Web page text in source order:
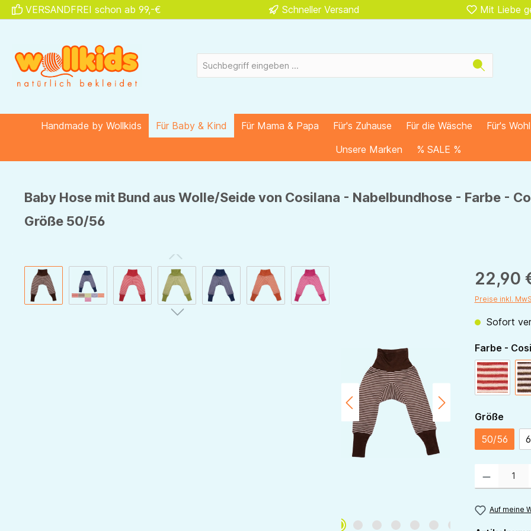
Zur Hauptnavigation springen
VERSANDFREI schon ab 99,-€ Schneller Versand Mit Liebe
Handmade by Wollkids Für Baby & Kind Für Mama & Papa Für's Zuhause Für die Wäsche Für's
Unsere Marken
% SALE %
Baby Hose mit Bund aus Wolle/Seide von Cosilana - Nabelbundhose - Farbe -
Größe 50/56
Bildergalerie überspringen 22,90
Preise inkl.
Sofort
Farbe -
rot-natur
Größe
50/56
Auf meine